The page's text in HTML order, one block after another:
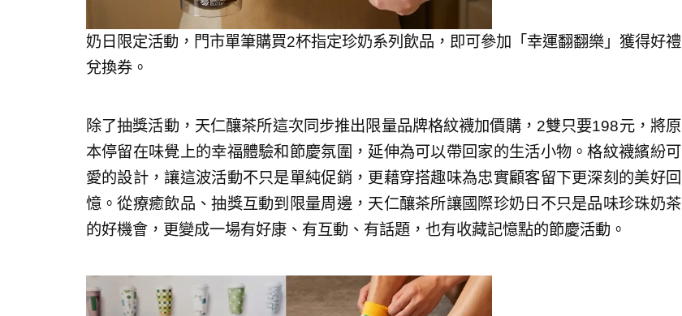
奶日限定活動，門市單筆購買2杯指定珍奶系列飲品，即可參加「幸運翻翻樂」獲得好禮
兌換券。
除了抽獎活動，天仁釀茶所這次同步推出限量品牌格紋襪加價購，2雙只要198元，將原
本停留在味覺上的幸福體驗和節慶氛圍，延伸為可以帶回家的生活小物。格紋襪繽紛可
愛的設計，讓這波活動不只是單純促銷，更藉穿搭趣味為忠實顧客留下更深刻的美好回
憶。從療癒飲品、抽獎互動到限量周邊，天仁釀茶所讓國際珍奶日不只是品味珍珠奶茶
的好機會，更變成一場有好康、有互動、有話題，也有收藏記憶點的節慶活動。